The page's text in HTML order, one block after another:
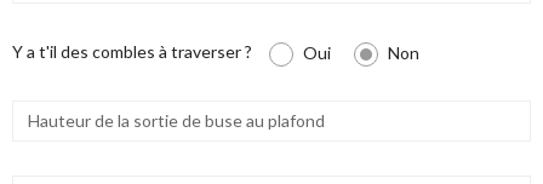
Y a t'il des combles à traverser ? Oui Non
Hauteur de la sortie de buse au plafond